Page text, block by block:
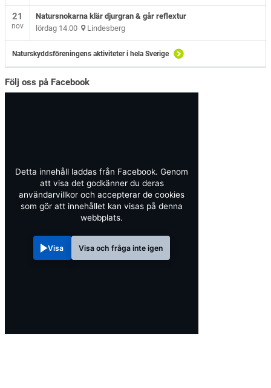
21
nov
Natursnokarna klär djurgran & går reflextur
lördag 14.00 Lindesberg
Naturskyddsföreningens aktiviteter i hela Sverige
Följ oss på Facebook
Detta innehåll laddas från Facebook. Genom
att visa det godkänner du deras
användarvillkor och accepterar de cookies
som gör att innehållet kan visas på denna
webbplats.
Visa Visa och fråga inte igen